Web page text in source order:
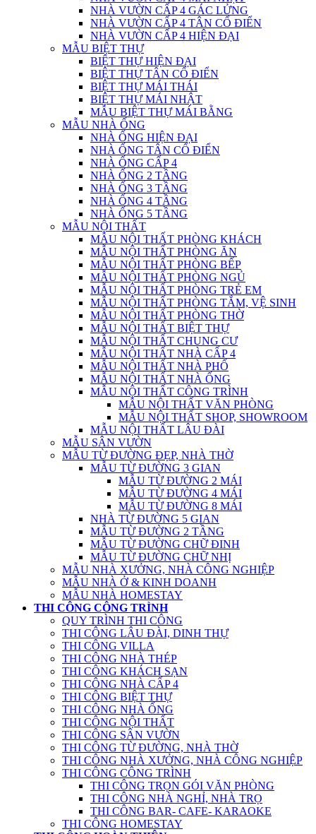
NHÀ VƯỜN CẤP 4 GÁC LỬNG
NHÀ VƯỜN CẤP 4 TÂN CỔ ĐIỂN
NHÀ VƯỜN CẤP 4 HIỆN ĐẠI
MẪU BIỆT THỰ
BIỆT THỰ HIỆN ĐẠI
BIỆT THỰ TÂN CỔ ĐIỂN
BIỆT THỰ MÁI THÁI
BIỆT THỰ MÁI NHẬT
MẪU BIỆT THỰ MÁI BẰNG
MẪU NHÀ ỐNG
NHÀ ỐNG HIỆN ĐẠI
NHÀ ỐNG TÂN CỔ ĐIỂN
NHÀ ỐNG CẤP 4
NHÀ ỐNG 2 TẦNG
NHÀ ỐNG 3 TẦNG
NHÀ ỐNG 4 TẦNG
NHÀ ỐNG 5 TẦNG
MẪU NỘI THẤT
MẪU NỘI THẤT PHÒNG KHÁCH
MẪU NỘI THẤT PHÒNG ĂN
MẪU NỘI THẤT PHÒNG BẾP
MẪU NỘI THẤT PHÒNG NGỦ
MẪU NỘI THẤT PHÒNG TRẺ EM
MẪU NỘI THẤT PHÒNG TẮM, VỆ SINH
MẪU NỘI THẤT PHÒNG THỜ
MẪU NỘI THẤT BIỆT THỰ
MẪU NỘI THẤT CHUNG CƯ
MẪU NỘI THẤT NHÀ CẤP 4
MẪU NỘI THẤT NHÀ PHỐ
MẪU NỘI THẤT NHÀ ỐNG
MẪU NỘI THẤT CÔNG TRÌNH
MẪU NỘI THẤT VĂN PHÒNG
MẪU NỘI THẤT SHOP, SHOWROOM
MẪU NỘI THẤT LÂU ĐÀI
MẪU SÂN VƯỜN
MẪU TỪ ĐƯỜNG ĐẸP, NHÀ THỜ
MẪU TỪ ĐƯỜNG 3 GIAN
MẪU TỪ ĐƯỜNG 2 MÁI
MẪU TỪ ĐƯỜNG 4 MÁI
MẪU TỪ ĐƯỜNG 8 MÁI
NHÀ TỪ ĐƯỜNG 5 GIAN
MẪU TỪ ĐƯỜNG 2 TẦNG
MẪU TỪ ĐƯỜNG CHỮ ĐINH
MẪU TỪ ĐƯỜNG CHỮ NHỊ
MẪU NHÀ XƯỞNG, NHÀ CÔNG NGHIỆP
MẪU NHÀ Ở & KINH DOANH
MẪU NHÀ HOMESTAY
THI CÔNG CÔNG TRÌNH
QUY TRÌNH THI CÔNG
THI CÔNG LÂU ĐÀI, DINH THỰ
THI CÔNG VILLA
THI CÔNG NHÀ THÉP
THI CÔNG KHÁCH SẠN
THI CÔNG NHÀ CẤP 4
THI CÔNG BIỆT THỰ
THI CÔNG NHÀ ỐNG
THI CÔNG NỘI THẤT
THI CÔNG SÂN VƯỜN
THI CÔNG TỪ ĐƯỜNG, NHÀ THỜ
THI CÔNG NHÀ XƯỞNG, NHÀ CÔNG NGHIỆP
THI CÔNG CÔNG TRÌNH
THI CÔNG TRỌN GÓI VĂN PHÒNG
THI CÔNG NHÀ NGHỈ, NHÀ TRỌ
THI CÔNG BAR- CAFE- KARAOKE
THI CÔNG HOMESTAY